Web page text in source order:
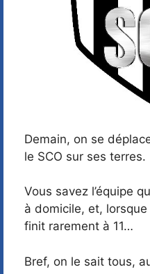
Demain, on se
le SCO sur ses terres.
Vous savez l’équipe
à domicile, et, lorsque
finit rarement à 11…
Bref, on le sait tous,